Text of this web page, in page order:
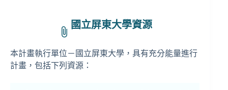
國立屏東大學資源
本計畫執行單位－國立屏東大學，具有充分能量進行
計畫，包括下列資源：